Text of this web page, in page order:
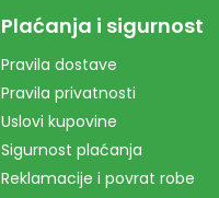
Plaćanja i sigurnost
Pravila dostave
Pravila privatnosti
Uslovi kupovine
Sigurnost plaćanja
Reklamacije i povrat robe